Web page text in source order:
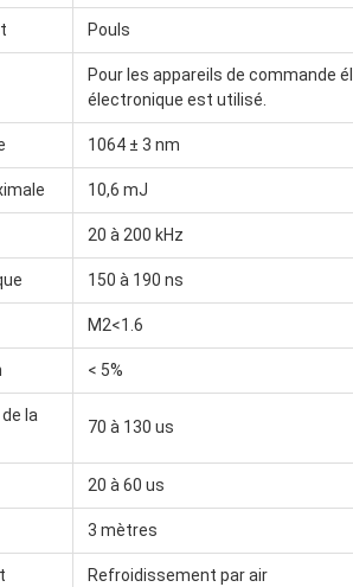
Pouls
Pour les appareils de commande
électronique est utilisé.
1064 ± 3 nm
10,6 mJ
20 à 200 kHz
150 à 190 ns
M2<1.6
< 5%
la
70 à 130 us
20 à 60 us
3 mètres
Refroidissement par air